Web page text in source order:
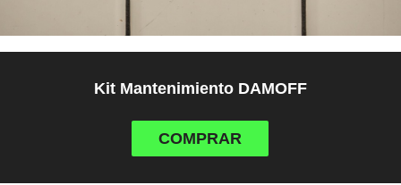
Kit Mantenimiento DAMOFF
COMPRAR